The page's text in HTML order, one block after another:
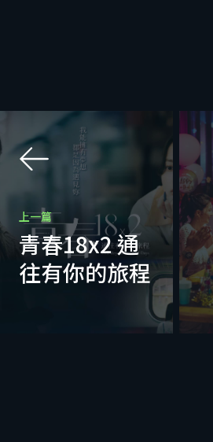
上一篇
青春18x2 通
往有你的旅程